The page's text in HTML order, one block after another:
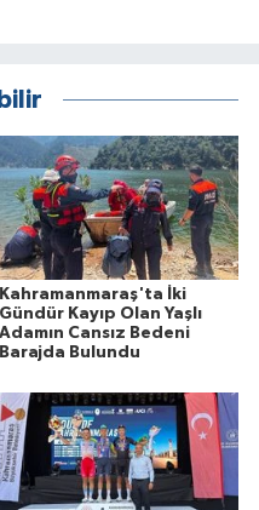
Kahramanmaraş'ta İki
Gündür Kayıp Olan Yaşlı
Adamın Cansız Bedeni
Barajda Bulundu